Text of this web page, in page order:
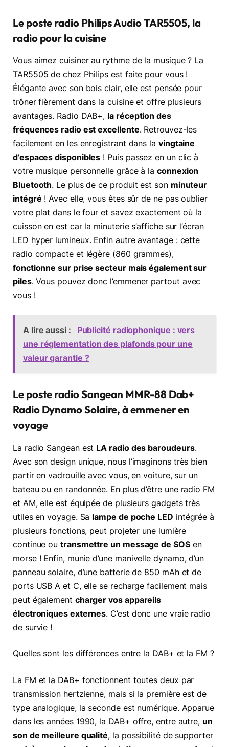
Le poste radio Philips Audio TAR5505, la
radio pour la cuisine
Vous aimez cuisiner au rythme de la musique ? La
TAR5505 de chez Philips est faite pour vous !
Élégante avec son bois clair, elle est pensée pour
trôner fièrement dans la cuisine et offre plusieurs
avantages. Radio DAB+, la réception des
fréquences radio est excellente. Retrouvez-les
facilement en les enregistrant dans la vingtaine
d’espaces disponibles ! Puis passez en un clic à
votre musique personnelle grâce à laconnexion
Bluetooth. Le plus de ce produit est son minuteur
intégré ! Avec elle, vous êtes sûr de ne pas oublier
votre plat dans le four et savez exactement où la
cuisson en est car la minuterie s’affiche sur l’écran
LED hyper lumineux. Enfin autre avantage : cette
radio compacte et légère (860 grammes),
fonctionne sur prise secteur mais également sur
piles. Vous pouvez donc l’emmener partout avec
vous !
A lire aussi :
Publicité radiophonique : vers
une réglementation des plafonds pour une
valeur garantie ?
Le poste radio Sangean MMR-88 Dab+
Radio Dynamo Solaire, à emmener en
voyage
La radio Sangean est LA radio des baroudeurs.
Avec son design unique, nous l’imaginons très bien
partir en vadrouille avec vous, en voiture, sur un
bateau ou en randonnée. En plus d’être une radio FM
et AM, elle est équipée de plusieurs gadgets très
utiles en voyage. Sa lampe de poche LED intégrée à
plusieurs fonctions, peut projeter une lumière
continue outransmettre un message de SOSen
morse ! Enfin, munie d’une manivelle dynamo, d’un
panneau solaire, d’une batterie de 850 mAh et de
ports USB A et C, elle se recharge facilement mais
peut également charger vos appareils
électroniques externes. C’est donc une vraie radio
de survie !
Quelles sont les différences entre la DAB+ et la FM ?
La FM et la DAB+ fonctionnent toutes deux par
transmission hertzienne, mais si la première est de
type analogique, la seconde est numérique. Apparue
dans les années 1990, la DAB+ offre, entre autre, un
son de meilleure qualité, la possibilité de supporter